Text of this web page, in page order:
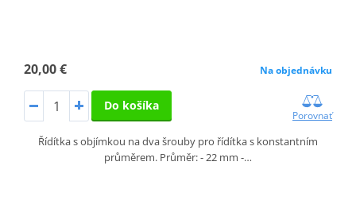
20,00 € Na objednávku
Do košíka
Porovnať
Řídítka s objímkou na dva šrouby pro řídítka s konstantním
průměrem. Průměr: - 22 mm -…